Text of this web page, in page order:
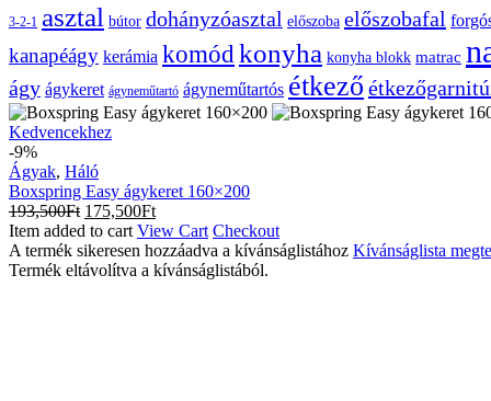
3-2-1 asztal bútor dohányzóasztal előszoba előszobafal
kanapéágy kerámia komód konyha konyha blokk matrac
ágy ágykeret ágyneműtartó ágyneműtartós étkező
Boxspring
Easy
ágykeret
160×200
Kedvencekhez
-9%
Ágyak, Háló
Boxspring Easy ágykeret 160×200
193,500Ft 175,500Ft
Item added to cart View Cart Checkout
A termék sikeresen hozzáadva a kívánságlistához Kívánságlista
Termék eltávolítva a kívánságlistából.